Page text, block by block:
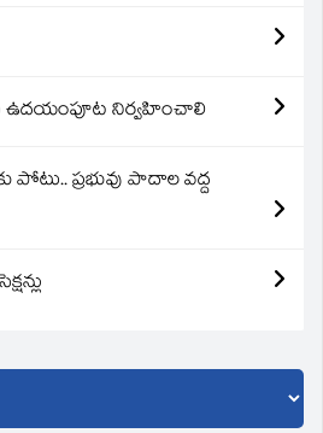
ఉదయంపూట నిర్వహించాలి
పోటు.. ప్రభువు పాదాల వద్ద